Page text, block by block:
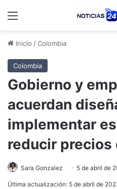
Menú
Inicio /Colombia
Colombia
Gobierno y
acuerdan
implementar
reducir precios
Sara Gonzalez 5 de abril de
Última actualización: 5 de abril de